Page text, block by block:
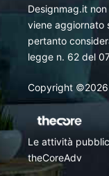
Designmag.it
viene aggiornato
pertanto
legge n. 62 del
Copyright
Le attività
theCoreAdv